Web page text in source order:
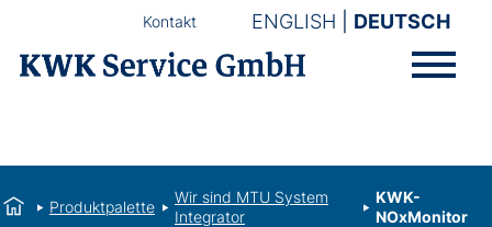
ENGLISH DEUTSCH
Kontakt
Produktpalette
Wir sind MTU System
Integrator
KWK-
NOxMonitor